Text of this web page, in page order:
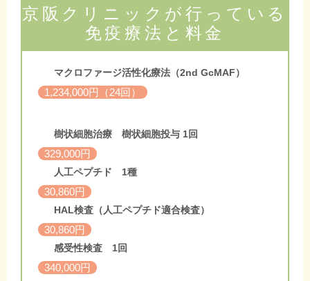
京阪クリニックが行っている
免疫療法と料金
マクロファージ活性化療法（2nd GcMAF）
1,234,000円（24回）
樹状細胞治療 樹状細胞投与 1回
329,000円
人工ペプチド 1種
30,860円
HAL検査（人工ペプチド適合検査）
30,860円
感受性検査 1回
340,000円